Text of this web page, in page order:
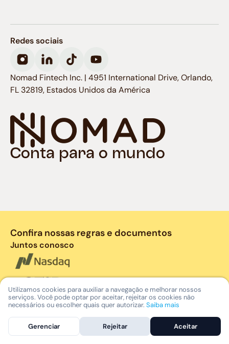
Conta para o mundo
Redes sociais
Nomad Fintech Inc. | 4951 International Drive, Orlando,
FL 32819, Estados Unidos da América
Confira nossas regras e documentos
Juntos conosco
A Nomad oferece a abertura de contas nos EUA para
Utilizamos cookies para auxiliar a navegação e melhorar nossos
serviços. Você pode optar por aceitar, rejeitar os cookies não
necessários ou escolher quais quer autorizar. Saiba mais
Gerenciar Rejeitar Aceitar